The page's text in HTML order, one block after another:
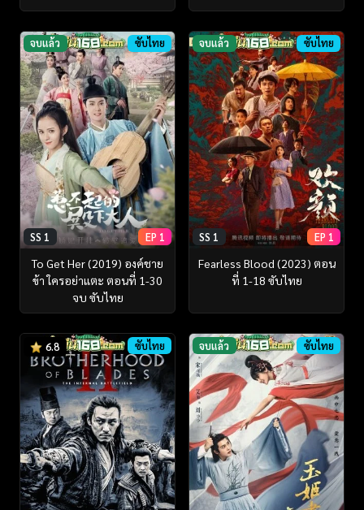
จบแล้ว ซับไทย
SS 1 EP 1
To Get Her (2019) องค์ชาย
ข้า ใครอย่าแตะ ตอนที่ 1-30
จบ ซับไทย
จบแล้ว ซับไทย
SS 1 EP 1
Fearless Blood (2023) ตอน
ที่ 1-18 ซับไทย
6.8 ซับไทย จบแล้ว ซับไทย